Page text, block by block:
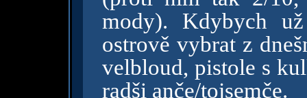
mody). Kdybych
ostrově vybrat z
velbloud, pistole s
radši anče/tojsemče.